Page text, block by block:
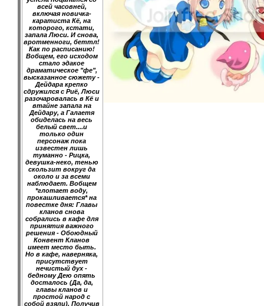
всей часовней,
включая новичка-
каратиста Кё, на
которого, кстати,
запала Люси. И снова,
вротменноги, беттл!
Как по расписанию!
Вобщем, его исходом
стало эдакое
драматическое "фе",
высказанное сюжету -
Дейдара крепко
сдружился с Риё, Люси
разочаровалась в Кё и
втайне запала на
Дейдару, а Галаетя
обиделась на весь
белый свет....и
только один
персонаж пока
известен лишь
туманно - Рицка,
девушка-неко, тенью
скользит вокруг да
около и за всеми
наблюдает. Вобщем
*глотает воду,
прокашливается* на
повестке дня: Главы
кланов снова
собрались в кафе для
принятия важного
решения - Обоюдный
Конвент Кланов
имеет место быть.
Но в кафе, наверняка,
присутствует
нечистый дух -
бедному Дею опять
досталось (Да, да,
главы кланов и
простой народ с
собой взяли). Получив